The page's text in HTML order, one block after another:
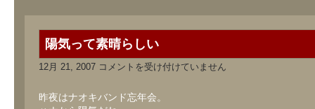
陽気って素晴らしい
12月 21, 2007 陽
て
コメントを受け付けていません
昨夜はナオキバンド忘年会。